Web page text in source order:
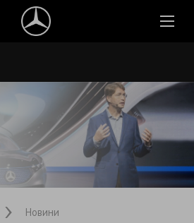
Новини